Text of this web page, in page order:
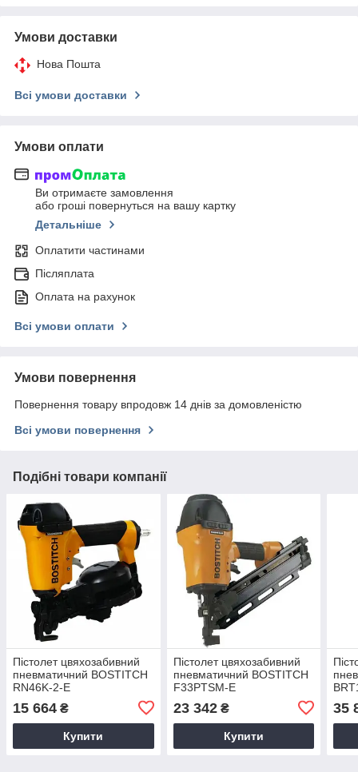
Умови доставки
Нова Пошта
Всі умови доставки
Умови оплати
Ви отримаєте замовлення
або гроші повернуться на вашу картку
Детальніше
Оплатити частинами
Післяплата
Оплата на рахунок
Всі умови оплати
Умови повернення
Повернення товару впродовж 14 днів за домовленістю
Всі умови повернення
Подібні товари компанії
Пістолет цвяхозабивний
пневматичний BOSTITCH
RN46K-2-E
15 664 ₴
Купити
Пістолет цвяхозабивний
пневматичний BOSTITCH
F33PTSM-E
23 342₴
Купити
35